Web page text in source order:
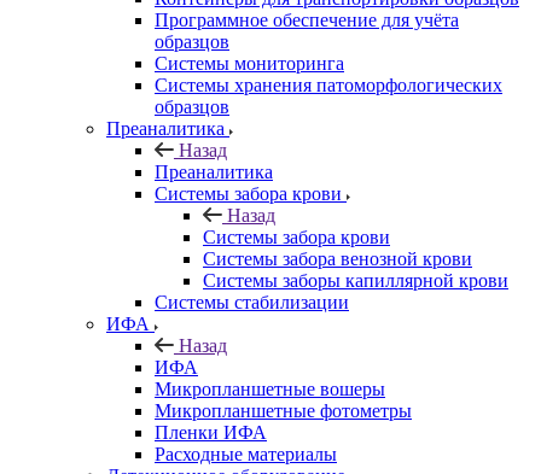
Программное обеспечение для учёта
образцов
Системы мониторинга
Системы хранения патоморфологических
образцов
Преаналитика
Назад
Преаналитика
Системы забора крови
Назад
Системы забора крови
Системы забора венозной крови
Системы заборы капиллярной крови
Системы стабилизации
ИФА
Назад
ИФА
Микропланшетные вошеры
Микропланшетные фотометры
Пленки ИФА
Расходные материалы